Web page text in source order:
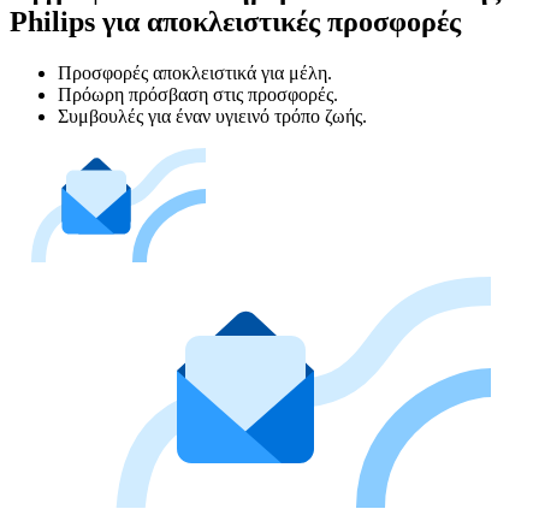
Philips για αποκλειστικές προσφορές
Προσφορές αποκλειστικά για μέλη.
Πρόωρη πρόσβαση στις προσφορές.
Συμβουλές για έναν υγιεινό τρόπο ζωής.